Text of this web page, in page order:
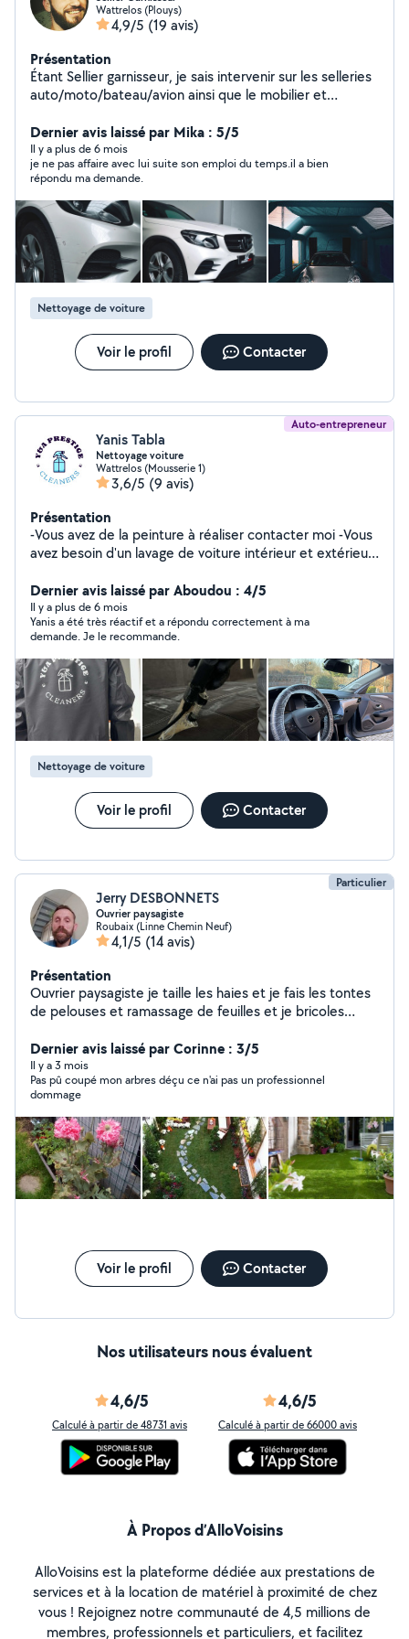
Wattrelos (Plouys)
4,9/5 (19 avis)
Présentation
Étant Sellier garnisseur, je sais intervenir sur les selleries
auto/moto/bateau/avion ainsi que le mobilier et
préparateur en detailing auto/moto/bateau/avion
Carrosserie, vitre teintées véhicule, vitrophanie ( vitre
teintées sur les vitres des maisons, douche,... ) ppf,
covering, traitement céramique Automobile/ moto/
bateau/ salle d'eau/ baie vitré/ velux/....
Dernier avis laissé par Mika : 5/5
Il y a plus de 6 mois
je ne pas affaire avec lui suite son emploi du temps.il a bien
répondu ma demande.
Nettoyage de voiture
Voir le profil Contacter
Auto-entrepreneur
Yanis Tabla
Nettoyage voiture
Wattrelos (Mousserie 1)
3,6/5 (9 avis)
Présentation
-Vous avez de la peinture à réaliser contacter moi -Vous
avez besoin d'un lavage de voiture intérieur et extérieur
tapis etc contacter moi - vous avez besoin de louer une
shampouineuse karcher, un karsher de haut pression
contacter moi Vous avez bepsin
Dernier avis laissé par Aboudou : 4/5
Il y a plus de 6 mois
Yanis a été très réactif et a répondu correctement à ma
demande. Je le recommande.
Nettoyage de voiture
Voir le profil Contacter
Particulier
Jerry DESBONNETS
Ouvrier paysagiste
Roubaix (Linne Chemin Neuf)
4,1/5 (14 avis)
Présentation
Ouvrier paysagiste je taille les haies et je fais les tontes
de pelouses et ramassage de feuilles et je bricoles
Dernier avis laissé par Corinne : 3/5
Il y a 3 mois
Pas pû coupé mon arbres déçu ce n'ai pas un professionnel
dommage
Voir le profil Contacter
Nos utilisateurs nous évaluent
4,6/5
Calculé à partir de 48731 avis
4,6/5
Calculé à partir de 66000 avis
À Propos d’AlloVoisins
AlloVoisins est la plateforme dédiée aux prestations de
services et à la location de matériel à proximité de chez
vous ! Rejoignez notre communauté de 4,5 millions de
membres, professionnels et particuliers, et facilitez